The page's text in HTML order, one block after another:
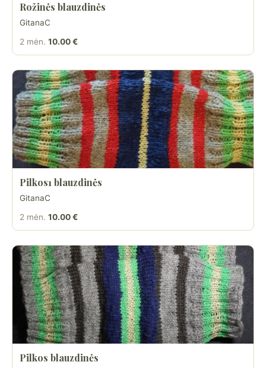
Rožinės blauzdinės
GitanaC
2 mėn. 10.00 €
Pilkos1 blauzdinės
GitanaC
2 mėn. 10.00 €
Pilkos blauzdinės